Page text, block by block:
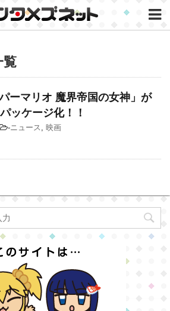
覧
ーマリオ 魔界帝国の女神」が
ッケージ化！！
-ニュース , 映画